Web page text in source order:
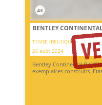
43
BENTLEY
TEMSE (BELGIQUE)
26 août 2024
Bentley Continental R
exemplaires construits.